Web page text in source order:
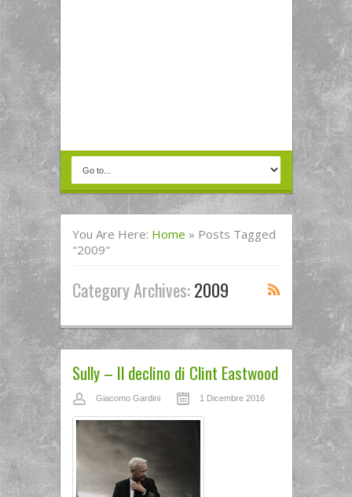
You Are Here: Home » Posts Tagged
"2009"
Category Archives:2009
Sully – Il declino di Clint Eastwood
Giacomo Gardini 1 Dicembre 2016